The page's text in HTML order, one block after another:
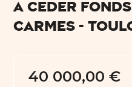
A CEDER
CARMES -
40 000,00 €